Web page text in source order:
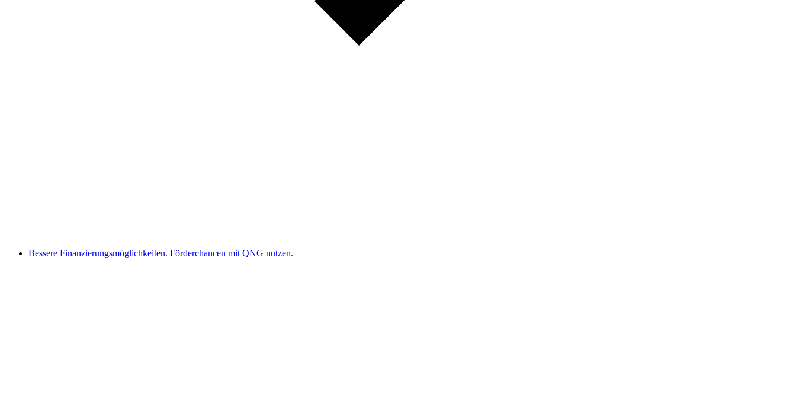
Bessere Finanzierungsmöglichkeiten. Förderchancen mit QNG nutzen.